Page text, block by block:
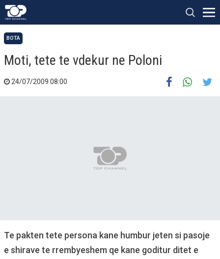
BOTA
Moti, tete te vdekur ne Poloni
24/07/2009 08:00
Te pakten tete persona kane humbur jeten si pasoje
e shirave te rrembyeshem qe kane goditur ditet e